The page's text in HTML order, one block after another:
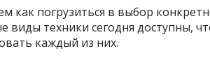
как погрузиться в выбор
виды техники сегодня доступны,
каждый из них.